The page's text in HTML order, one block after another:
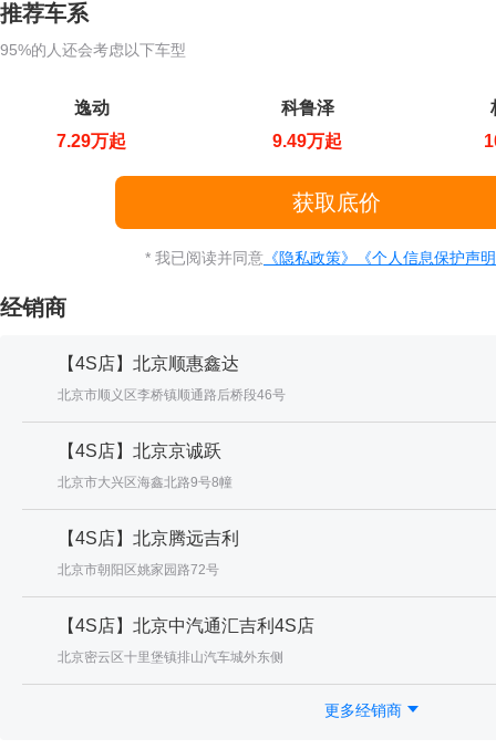
推荐车系
95%的人还会考虑以下车型
逸动
7.29万起
科鲁泽
9.49万起
* 我已阅读并同意 《隐私政策》 《个人信息保护声
经销商
【4S店】北京顺惠鑫达
北京市顺义区李桥镇顺通路后桥段46号
【4S店】北京京诚跃
北京市大兴区海鑫北路9号8幢
【4S店】北京腾远吉利
北京市朝阳区姚家园路72号
【4S店】北京中汽通汇吉利4S店
北京密云区十里堡镇排山汽车城外东侧
更多经销商